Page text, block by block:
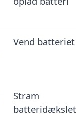
Vend batteriet
Stram
batteridækslet